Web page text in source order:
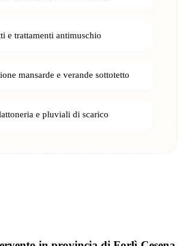
e trattamenti antimuschio
mansarde e verande sottotetto
e pluviali di scarico